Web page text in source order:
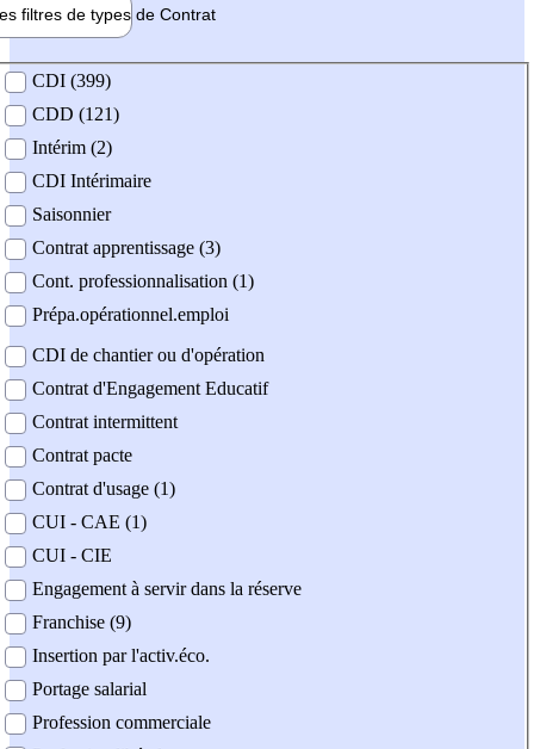
filtres de types de Contrat
contrat
CDI (399)
CDD (121)
Intérim (2)
CDI Intérimaire
Saisonnier
Contrat apprentissage (3)
Cont. professionnalisation (1)
Prépa.opérationnel.emploi
CDI de chantier ou d'opération
Contrat d'Engagement Educatif
Contrat intermittent
Contrat pacte
Contrat d'usage (1)
CUI - CAE (1)
CUI - CIE
Engagement à servir dans la réserve
Franchise (9)
Insertion par l'activ.éco.
Portage salarial
Profession commerciale